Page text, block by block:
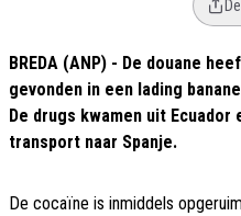
BREDA (ANP) - De douane
gevonden in een lading
De drugs kwamen uit
transport naar Spanje.
De cocaïne is inmiddels